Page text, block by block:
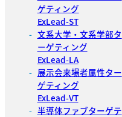
ゲティング
ExLead-ST
文系大学・文系学部タ
ーゲティング
ExLead-LA
展示会来場者属性ター
ゲティング
ExLead-VT
半導体ファブターゲテ